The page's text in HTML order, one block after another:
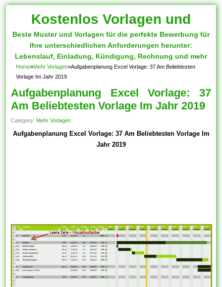
Kostenlos Vorlagen und
Muster
Beste Muster und Vorlagen für die perfekte Bewerbung für
Ihre unterschiedlichen Anforderungen herunter:
Lebenslauf, Einladung, Kündigung, Rechnung und mehr
Home»Mehr Vorlagen»Aufgabenplanung Excel Vorlage: 37 Am Beliebtesten
Vorlage Im Jahr 2019
Aufgabenplanung Excel Vorlage: 37
Am Beliebtesten Vorlage Im Jahr 2019
Category: Mehr Vorlagen
Aufgabenplanung Excel Vorlage: 37 Am Beliebtesten Vorlage Im
Jahr 2019